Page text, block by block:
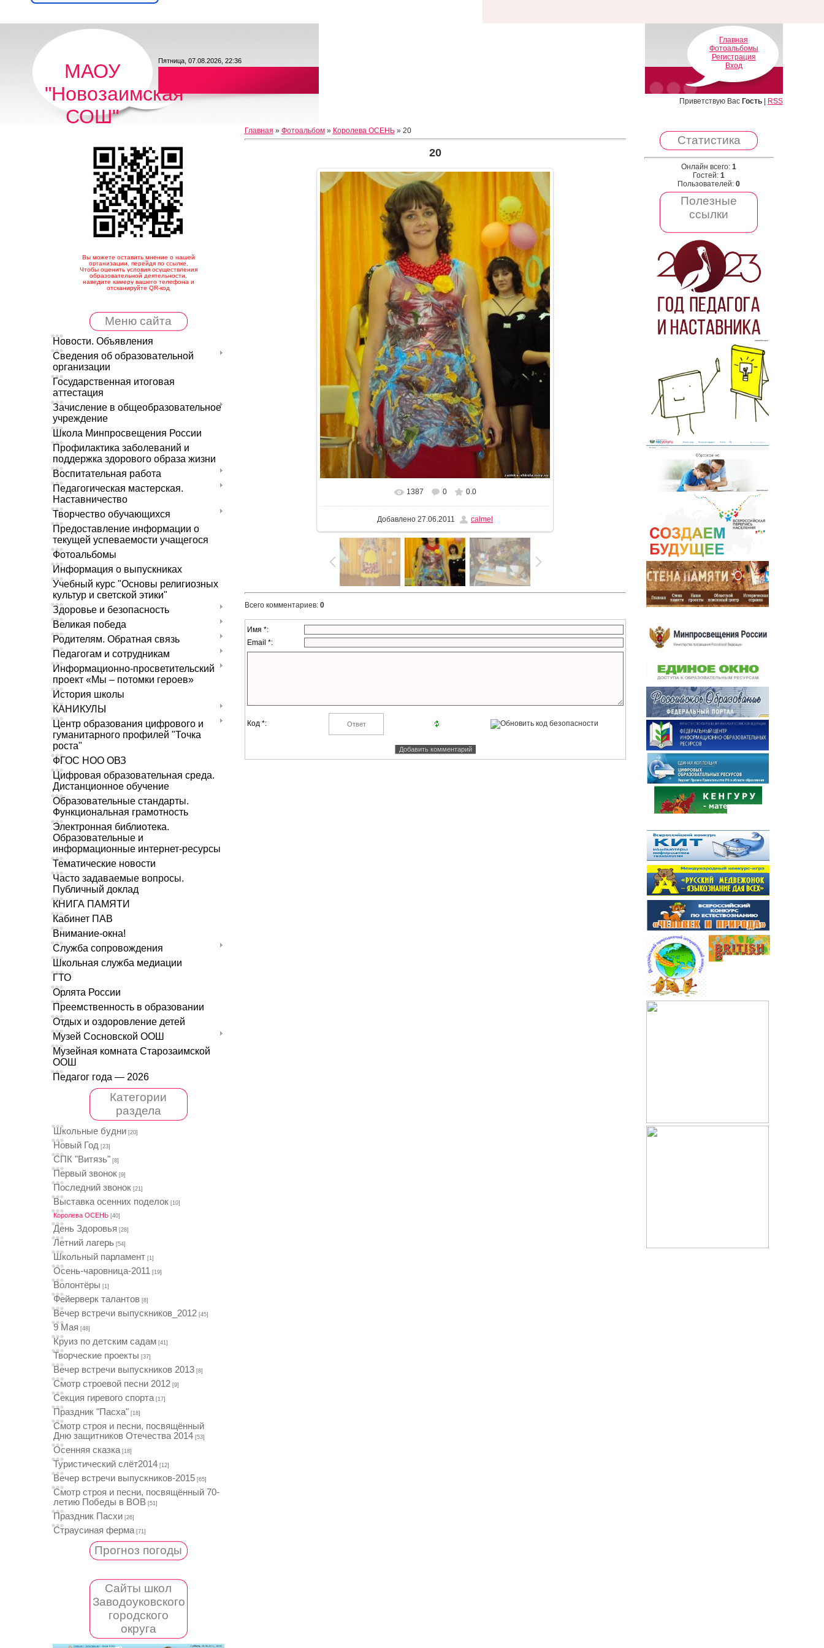
МАОУ
"Новозаимская
СОШ"
Пятница, 07.08.2026, 22:36
Главная
Фотоальбомы
Регистрация
Вход
Приветствую Вас Гость| RSS
Вы можете оставить мнение о нашей
организации, перейдя по ссылке.
Чтобы оценить условия осуществления
образовательной деятельности,
наведите камеру вашего телефона и
отсканируйте QR-код
Меню сайта
Новости. Объявления
Сведения об образовательной
организации
Государственная итоговая
аттестация
Зачисление в общеобразовательное
учреждение
Школа Минпросвещения России
Профилактика заболеваний и
поддержка здорового образа жизни
Воспитательная работа
Педагогическая мастерская.
Наставничество
Творчество обучающихся
Предоставление информации о
текущей успеваемости учащегося
Фотоальбомы
Информация о выпускниках
Учебный курс "Основы религиозных
культур и светской этики"
Здоровье и безопасность
Великая победа
Родителям. Обратная связь
Педагогам и сотрудникам
Информационно-просветительский
проект «Мы – потомки героев»
История школы
КАНИКУЛЫ
Центр образования цифрового и
гуманитарного профилей "Точка
роста"
ФГОС НОО ОВЗ
Цифровая образовательная среда.
Дистанционное обучение
Образовательные стандарты.
Функциональная грамотность
Электронная библиотека.
Образовательные и
информационные интернет-ресурсы
Тематические новости
Часто задаваемые вопросы.
Публичный доклад
КНИГА ПАМЯТИ
Кабинет ПАВ
Внимание-окна!
Служба сопровождения
Школьная служба медиации
ГТО
Орлята России
Преемственность в образовании
Отдых и оздоровление детей
Музей Сосновской ООШ
Музейная комната Старозаимской
ООШ
Педагог года — 2026
Категории
раздела
Школьные будни [20]
Новый Год [23]
СПК "Витязь" [8]
Первый звонок [9]
Последний звонок [21]
Выставка осенних поделок [10]
Королева ОСЕНЬ [40]
День Здоровья [28]
Летний лагерь [54]
Школьный парламент [1]
Осень-чаровница-2011 [19]
Волонтёры [1]
Фейерверк талантов [8]
Вечер встречи выпускников_2012 [45]
9 Мая [48]
Круиз по детским садам [41]
Творческие проекты [37]
Вечер встречи выпускников 2013 [8]
Смотр строевой песни 2012 [9]
Секция гиревого спорта [17]
Праздник "Пасха" [18]
Смотр строя и песни, посвящённый
Дню защитников Отечества 2014 [53]
Осенняя сказка [18]
Туристический слёт2014 [12]
Вечер встречи выпускников-2015 [65]
Смотр строя и песни, посвящённый 70-
летию Победы в ВОВ [51]
Праздник Пасхи [26]
Страусиная ферма [71]
Прогноз погоды
Сайты школ
Заводоуковского
городского
округа
Главная » Фотоальбом» Королева ОСЕНЬ» 20
20
В реальном размере 768x1024
1387 0 0.0
Добавлено 27.06.2011 calmel
Всего комментариев: 0
Имя *:
Email *:
Код *:
Статистика
Онлайн всего: 1
Гостей: 1
Пользователей: 0
Полезные
ссылки